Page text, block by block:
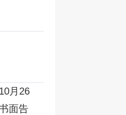
月26
面告